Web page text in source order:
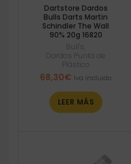
Dartstore Dardos
Bulls Darts Martin
Schindler The Wall
90% 20g 16820
Bull's
Dardos Punta de
Plástico
68,30€ Iva incluido
LEER MÁS